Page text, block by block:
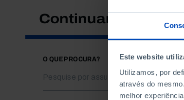
Este website
Utilizamos, por
através do
melhor
Continuar a
O QUE PROCURA?